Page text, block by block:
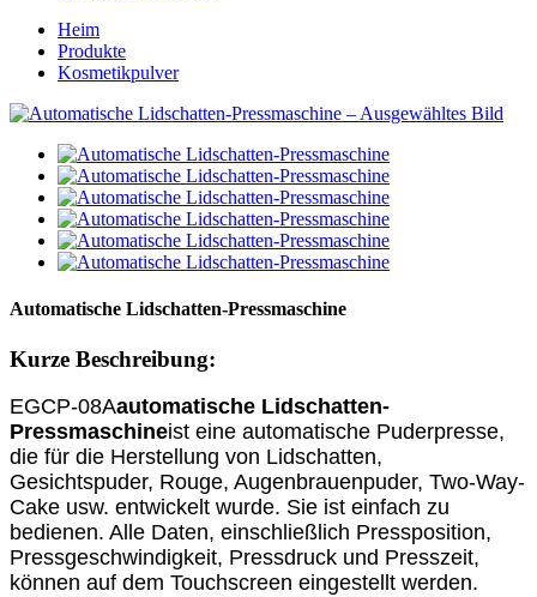
Heim
Produkte
Kosmetikpulver
Automatische Lidschatten-Pressmaschine
Kurze Beschreibung:
EGCP-08Aautomatische Lidschatten-
Pressmaschineist eine automatische Puderpresse,
die für die Herstellung von Lidschatten,
Gesichtspuder, Rouge, Augenbrauenpuder, Two-Way-
Cake usw. entwickelt wurde. Sie ist einfach zu
bedienen. Alle Daten, einschließlich Pressposition,
Pressgeschwindigkeit, Pressdruck und Presszeit,
können auf dem Touchscreen eingestellt werden.